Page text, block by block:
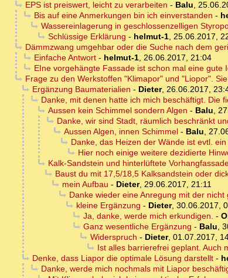
EPS ist preiswert, leicht zu verarbeiten - Balu,
Bis auf eine Anmerkungen bin ich einverstanden -
Wassereinlagerung in geschlossenzelligen
Schlüssige Erklärung - helmut-1, 25.06.2017,
Dämmzwang umgehbar oder die Suche nach dem
Einfache Antwort- helmut-1, 26.06.2017, 21:04
EIne vorgehängte Fassade ist schon mal eine gute
Frage zu den Werkstoffen "Klimapor" und "Liopor".
Ergänzung Baumaterialien - Dieter, 26.06.2017,
Danke, mit denen hatte ich mich beschäftigt. Die
Aussen kein Schimmel sondern Algen - Balu,
Danke, wir sind Stadt, räumlich beschränkt
Aussen Algen, innen Schimmel- Balu,
Danke, das Heizen der Wände ist evtl.
Hier noch einige weitere dezidierte
Kalk-Sandstein und hinterlüftete
Baust du mit 17,5/18,5 Kalksandstein oder
mein Aufbau - Dieter, 29.06.2017, 21:11
Danke wieder eine Anregung mit der
kleine Ergänzung - Dieter, 30.06.2017,
Ja, danke, werde mich erkundigen. -
Ganz wesentliche Ergänzung - Balu,
Widerspruch - Dieter, 01.07.2017,
Ist alles barrierefrei geplant. Auch
Denke, dass Liapor die optimale Lösung darstellt-
Danke, werde mich nochmals mit Liapor